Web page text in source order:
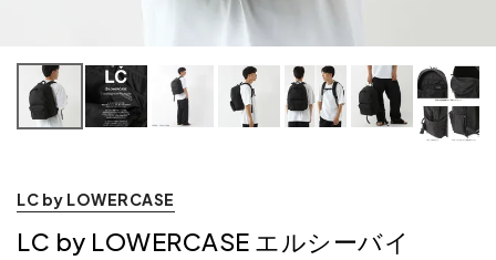
LC by LOWERCASE
LC by LOWERCASE エルシーバイ